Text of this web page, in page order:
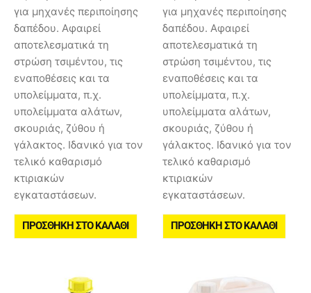
για μηχανές περιποίησης
δαπέδου. Αφαιρεί
αποτελεσματικά τη
στρώση τσιμέντου, τις
εναποθέσεις και τα
υπολείμματα, π.χ.
υπολείμματα αλάτων,
σκουριάς, ζύθου ή
γάλακτος. Ιδανικό για τον
τελικό καθαρισμό
κτιριακών
εγκαταστάσεων.
ΠΡΟΣΘΉΚΗ ΣΤΟ ΚΑΛΆΘΙ
για μηχανές περιποίησης
δαπέδου. Αφαιρεί
αποτελεσματικά τη
στρώση τσιμέντου, τις
εναποθέσεις και τα
υπολείμματα, π.χ.
υπολείμματα αλάτων,
σκουριάς, ζύθου ή
γάλακτος. Ιδανικό για τον
τελικό καθαρισμό
κτιριακών
εγκαταστάσεων.
ΠΡΟΣΘΉΚΗ ΣΤΟ ΚΑΛΆΘΙ